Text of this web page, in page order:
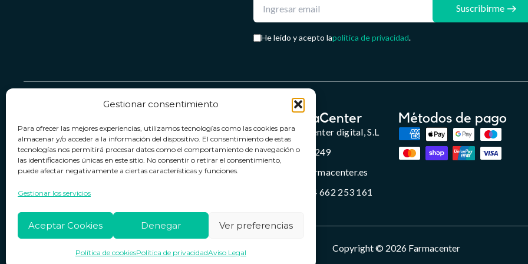
Gestionar consentimiento
Para ofrecer las mejores experiencias, utilizamos tecnologías como las cookies para
almacenar y/o acceder a la información del dispositivo. El consentimiento de estas
tecnologías nos permitirá procesar datos como el comportamiento de navegación o
las identificaciones únicas en este sitio. No consentir o retirar el consentimiento,
puede afectar negativamente a ciertas características y funciones.
Gestionar los servicios
Aceptar Cookies Denegar Ver preferencias
Política de cookiesPolítica de privacidadAviso Legal
Suscribirme
He leído y acepto lapolítica de privacidad.
Contacto
Política de devoluciones
Horario de atención
Lun. a Vie.: 09:00h - 18:00h
Términos y condiciones
Política de privacidad
Política de cookies
FarmaCenter
Farmacenter digital, S.L
B24836249
info@farmacenter.es
Telf. +34 662 253 161
Métodos de pago
Copyright © 2026 Farmacenter